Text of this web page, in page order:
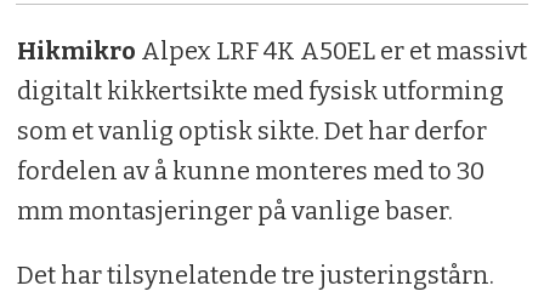
Hikmikro Alpex LRF 4K A50EL er et massivt
digitalt kikkertsikte med fysisk utforming
som et vanlig optisk sikte. Det har derfor
fordelen av å kunne monteres med to 30
mm montasjeringer på vanlige baser.
Det har tilsynelatende tre justeringstårn.